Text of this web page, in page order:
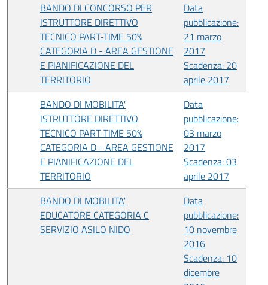
BANDO DI CONCORSO PER
ISTRUTTORE DIRETTIVO
TECNICO PART-TIME 50%
CATEGORIA D - AREA GESTIONE
E PIANIFICAZIONE DEL
TERRITORIO
Data
pubblicazione:
21 marzo
2017
Scadenza: 20
aprile 2017
BANDO DI MOBILITA'
ISTRUTTORE DIRETTIVO
TECNICO PART-TIME 50%
CATEGORIA D - AREA GESTIONE
E PIANIFICAZIONE DEL
TERRITORIO
Data
pubblicazione:
03 marzo
2017
Scadenza: 03
aprile 2017
BANDO DI MOBILITA'
EDUCATORE CATEGORIA C
SERVIZIO ASILO NIDO
Data
pubblicazione:
10 novembre
2016
Scadenza: 10
dicembre